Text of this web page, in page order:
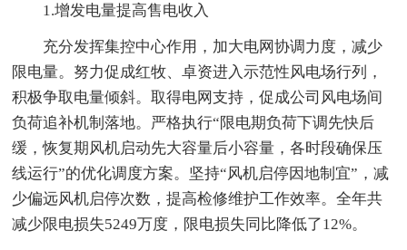
1.增发电量提高售电收入
充分发挥集控中心作用，加大电网协调力度，减少
限电量。努力促成红牧、卓资进入示范性风电场行列，
积极争取电量倾斜。取得电网支持，促成公司风电场间
负荷追补机制落地。严格执行“限电期负荷下调先快后
缓，恢复期风机启动先大容量后小容量，各时段确保压
线运行”的优化调度方案。坚持“风机启停因地制宜”，减
少偏远风机启停次数，提高检修维护工作效率。全年共
减少限电损失5249万度，限电损失同比降低了12%。